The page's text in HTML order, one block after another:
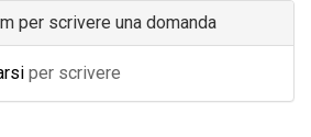
per scrivere una domanda
per scrivere